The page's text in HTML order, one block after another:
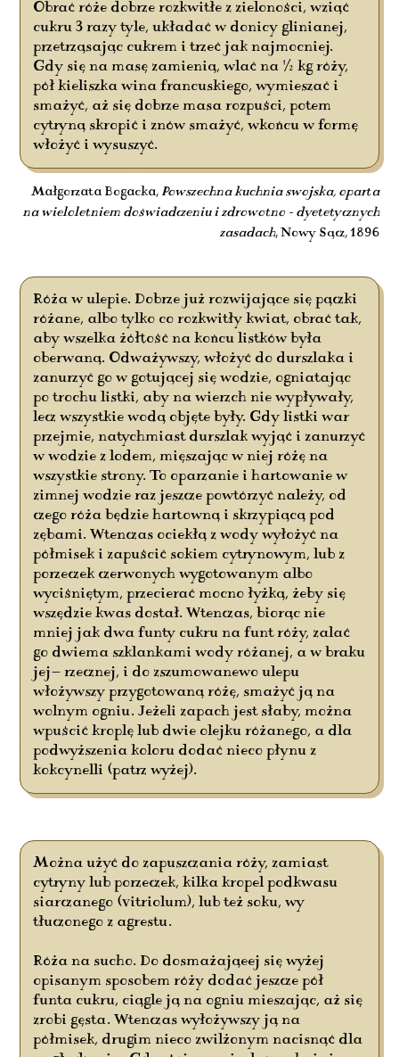
Obrać róże dobrze rozkwitłe z zieloności, wziąć
cukru 3 razy tyle, układać w donicy glinianej,
przetrząsając cukrem i trzeć jak najmocniej.
Gdy się na masę zamienią, wlać na ½ kg róży,
pół kieliszka wina francuskiego, wymieszać i
smażyć, aż się dobrze masa rozpuści, potem
cytryną skropić i znów smażyć, wkońcu w formę
włożyć i wysuszyć.
Małgorzata Bogacka, Powszechna kuchnia swojska, oparta
na wieloletniem doświadczeniu i zdrowotno - dyetetycznych
zasadach, Nowy Sącz, 1896
Róża w ulepie. Dobrze już rozwijające się pączki
różane, albo tylko co rozkwitły kwiat, obrać tak,
aby wszelka żółtość na końcu listków była
oberwaną. Odważywszy, włożyć do durszlaka i
zanurzyć go w gotującej się wodzie, ogniatając
po trochu listki, aby na wierzch nie wypływały,
lecz wszystkie wodą objęte były. Gdy listki war
przejmie, natychmiast durszlak wyjąć i zanurzyć
w wodzie z lodem, mięszając w niej różę na
wszystkie strony. To oparzanie i hartowanie w
zimnej wodzie raz jeszcze powtórzyć należy, od
czego róża będzie hartowną i skrzypiącą pod
zębami. Wtenczas ociekłą z wody wyłożyć na
półmisek i zapuścić sokiem cytrynowym, lub z
porzeczek czerwonych wygotowanym albo
wyciśniętym, przecierać mocno łyżką, żeby się
wszędzie kwas dostał. Wtenczas, biorąc nie
mniej jak dwa funty cukru na funt róży, zalać
go dwiema szklankami wody różanej, a w braku
jej— rzecznej, i do zszumowanewo ulepu
włożywszy przygotowaną różę, smażyć ją na
wolnym ogniu. Jeżeli zapach jest słaby, można
wpuścić kroplę lub dwie olejku różanego, a dla
podwyższenia koloru dodać nieco płynu z
kokcynelli (patrz wyżej).
Można użyć do zapuszczania róży, zamiast
cytryny lub porzeczek, kilka kropel podkwasu
siarczanego (vitriolum), lub też soku, wy
tłuczonego z agrestu.
Róża na sucho. Do dosmażająeej się wyżej
opisanym sposobem róży dodać jeszcze pół
funta cukru, ciągle ją na ogniu mieszając, aż się
zrobi gęsta. Wtenczas wyłożywszy ją na
półmisek, drugim nieco zwilżonym nacisnąć dla